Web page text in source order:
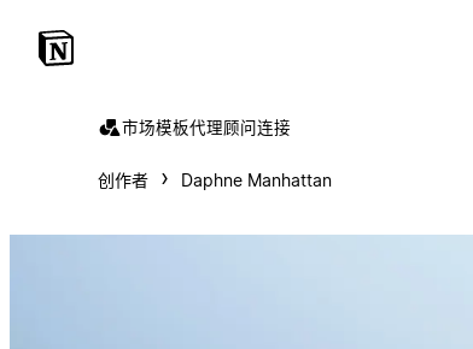
市场模板代理顾问连接
创作者 Daphne Manhattan